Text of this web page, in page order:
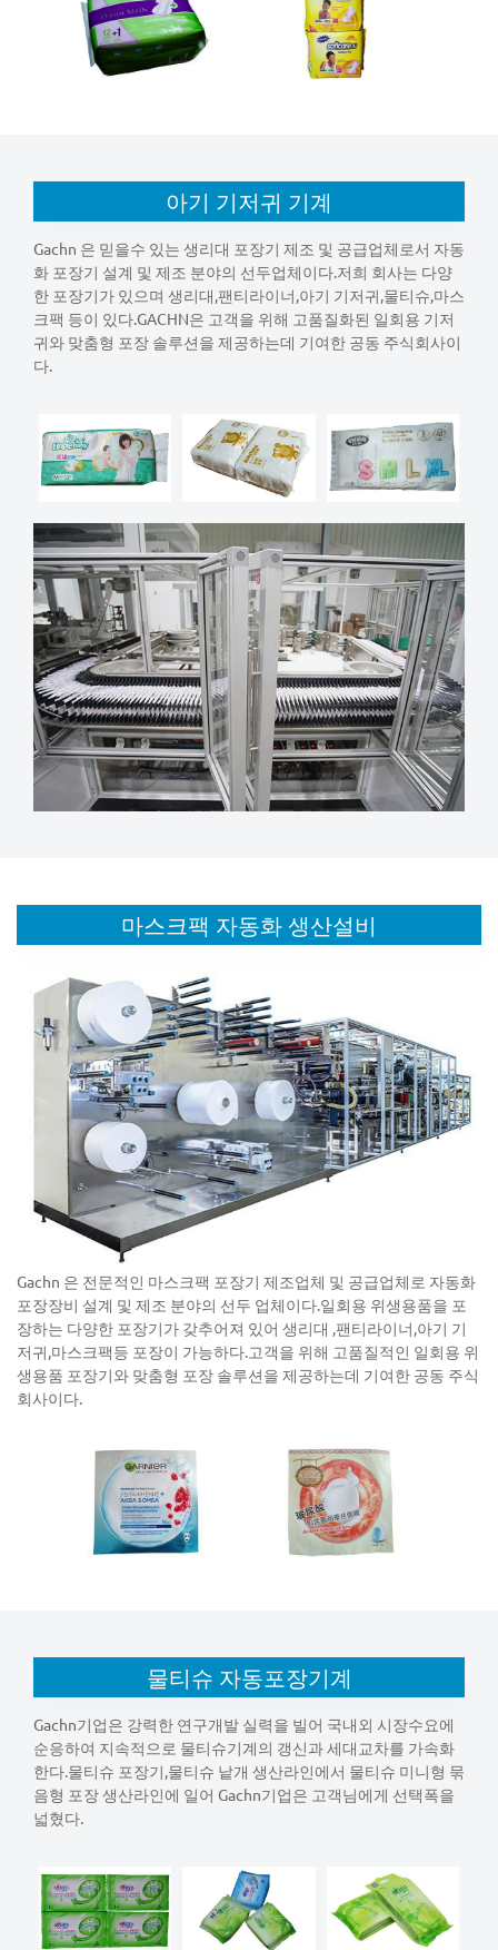
아기 기저귀 기계
Gachn 은 믿을수 있는 생리대 포장기 제조 및 공급업체로서 자동
화 포장기 설계 및 제조 분야의 선두업체이다.저희 회사는 다양
한 포장기가 있으며 생리대,팬티라이너,아기 기저귀,물티슈,마스
크팩 등이 있다.GACHN은 고객을 위해 고품질화된 일회용 기저
귀와 맞춤형 포장 솔루션을 제공하는데 기여한 공동 주식회사이
다.
마스크팩 자동화 생산설비
Gachn 은 전문적인 마스크팩 포장기 제조업체 및 공급업체로 자동화
포장장비 설계 및 제조 분야의 선두 업체이다.일회용 위생용품을 포
장하는 다양한 포장기가 갖추어져 있어 생리대 ,팬티라이너,아기 기
저귀,마스크팩등 포장이 가능하다.고객을 위해 고품질적인 일회용 위
생용품 포장기와 맞춤형 포장 솔루션을 제공하는데 기여한 공동 주식
회사이다.
물티슈 자동포장기계
Gachn기업은 강력한 연구개발 실력을 빌어 국내외 시장수요에
순응하여 지속적으로 물티슈기계의 갱신과 세대교차를 가속화
한다.물티슈 포장기,물티슈 낱개 생산라인에서 물티슈 미니형 묶
음형 포장 생산라인에 일어 Gachn기업은 고객님에게 선택폭을
넓혔다.